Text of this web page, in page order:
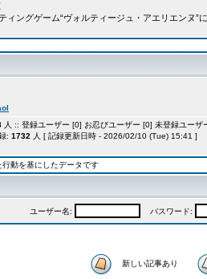
ィングゲーム“ヴォルティージュ・アエリエンヌ”
人 :: 登録ユーザー [0] お忍びユーザー [0] 未登録ユー
: 1732 人 [ 記録更新日時 - 2026/02/10 (Tue) 15:41 ]
動を基にしたデータです
ユーザー名: パスワード:
新しい記事あり